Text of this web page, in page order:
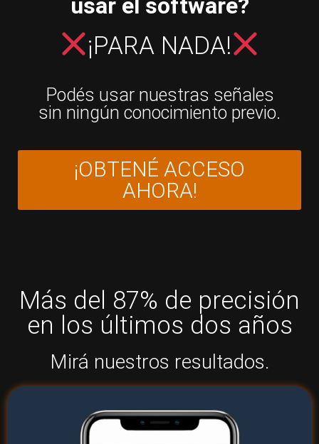
usar el software?
¡PARA NADA!
Podés usar nuestras señales
sin ningún conocimiento previo.
¡OBTENÉ ACCESO
AHORA!
Más del 87% de precisión
en los últimos dos años
Mirá nuestros resultados.